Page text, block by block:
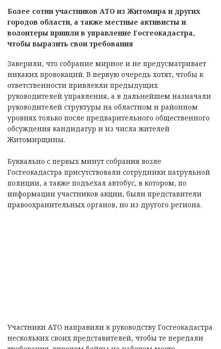
Более сотни участников АТО из Житомира и других
городов области, а также местные активисты и
волонтеры пришли в управление Госгеокадастра,
чтобы выразить свои требования
Заверили, что собрание мирное и не предусматривает
никаких провокаций. В первую очередь хотят, чтобы к
ответственности привлекли предыдущих
руководителей управления, а в дальнейшем назначали
руководителей структуры на областном и районном
уровнях только после предварительного общественного
обсуждения кандидатур и из числа жителей
Житомирщины.
Буквально с первых минут собрания возле
Госгеокадастра присутствовали сотрудники патрульной
полиции, а также подъехал автобус, в котором, по
информации участников акции, были представители
правоохранительных органов, но из другого региона.
Участники АТО направили к руководству Госгеокадастра
нескольких своих представителей, чтобы те передали